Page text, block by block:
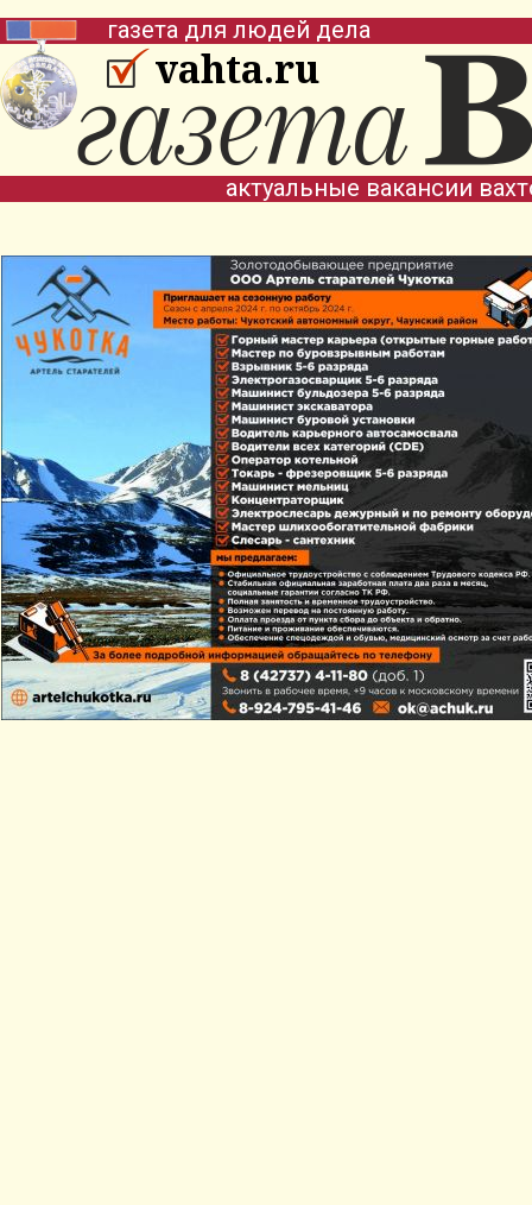
vahta.ru
газета для людей дела
актуальные вакансии